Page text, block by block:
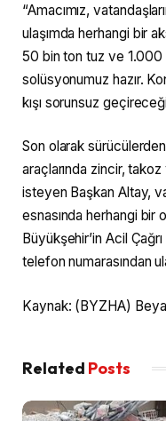
“Amacımız,
ulaşımda herhangi bir
50 bin ton tuz ve
solüsyonumuz hazır.
kışı sorunsuz
Son olarak sürücülerden
araçlarında zincir, takoz
isteyen Başkan Altay,
esnasında herhangi bir
Büyükşehir’in Acil
telefon numarasından
Kaynak: (BYZHA)
Related Posts